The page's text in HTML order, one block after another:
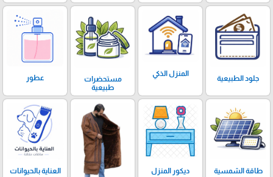
جلود الطبيعية
المنزل الذكي
مستحضرات
طبيعية
عطور
طاقة الشمسية ديكور المنزل العناية بالحيوانات